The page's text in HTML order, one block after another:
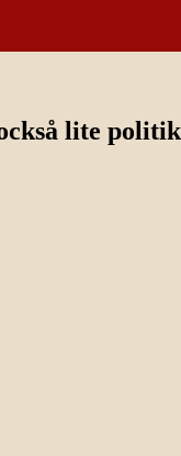
lite politik